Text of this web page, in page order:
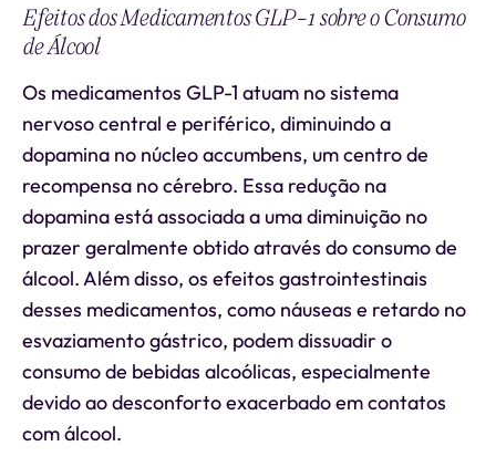
Efeitos dos Medicamentos GLP-1 sobre o Consumo
de Álcool
Os medicamentos GLP-1 atuam no sistema
nervoso central e periférico, diminuindo a
dopamina no núcleo accumbens, um centro de
recompensa no cérebro. Essa redução na
dopamina está associada a uma diminuição no
prazer geralmente obtido através do consumo de
álcool. Além disso, os efeitos gastrointestinais
desses medicamentos, como náuseas e retardo no
esvaziamento gástrico, podem dissuadir o
consumo de bebidas alcoólicas, especialmente
devido ao desconforto exacerbado em contatos
com álcool.